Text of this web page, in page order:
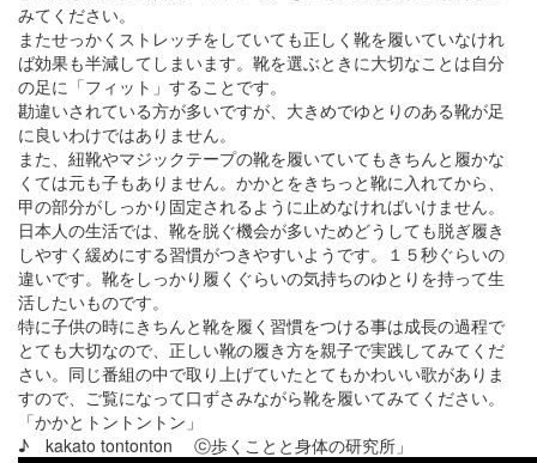
みてください。
またせっかくストレッチをしていても正しく靴を履いていなけれ
ば効果も半減してしまいます。靴を選ぶときに大切なことは自分
の足に「フィット」することです。
勘違いされている方が多いですが、大きめでゆとりのある靴が足
に良いわけではありません。
また、紐靴やマジックテープの靴を履いていてもきちんと履かな
くては元も子もありません。かかとをきちっと靴に入れてから、
甲の部分がしっかり固定されるように止めなければいけません。
日本人の生活では、靴を脱ぐ機会が多いためどうしても脱ぎ履き
しやすく緩めにする習慣がつきやすいようです。１５秒ぐらいの
違いです。靴をしっかり履くぐらいの気持ちのゆとりを持って生
活したいものです。
特に子供の時にきちんと靴を履く習慣をつける事は成長の過程で
とても大切なので、正しい靴の履き方を親子で実践してみてくだ
さい。同じ番組の中で取り上げていたとてもかわいい歌がありま
すので、ご覧になって口ずさみながら靴を履いてみてください。
「かかとトントントン」
♪ kakato tontonton ⓒ歩くことと身体の研究所」